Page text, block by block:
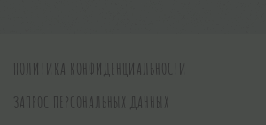
ПОЛИТИКА КОНФИДЕНЦИАЛЬНОСТИ
ЗАПРОС ПЕРСОНАЛЬНЫХ ДАННЫХ